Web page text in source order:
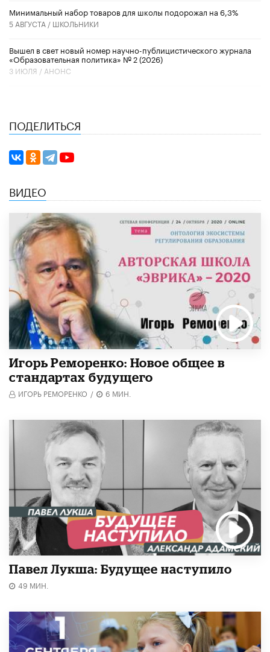
Минимальный набор товаров для школы подорожал на 6,3%
5 АВГУСТА / ШКОЛЬНИКИ
Вышел в свет новый номер научно-публицистического журнала
«Образовательная политика» № 2 (2026)
3 ИЮЛЯ / АНОНС
ПОДЕЛИТЬСЯ
ВИДЕО
Игорь Реморенко: Новое общее в
стандартах будущего
ИГОРЬ РЕМОРЕНКО / 6 МИН.
Павел Лукша: Будущее наступило
49 МИН.